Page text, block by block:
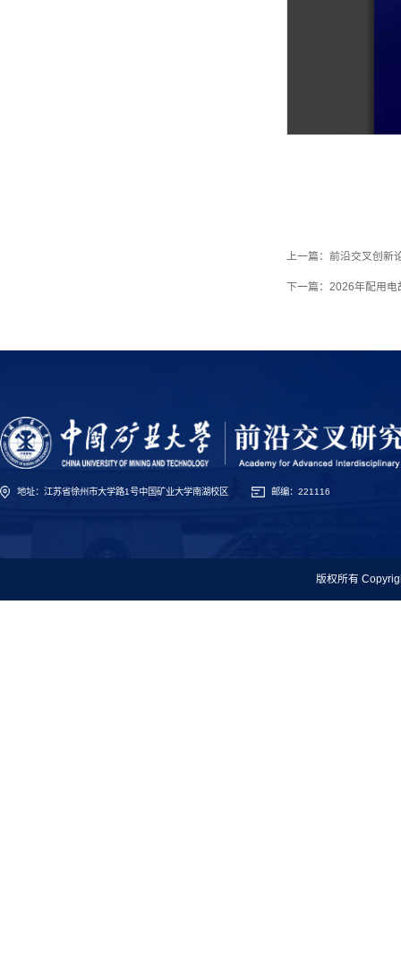
上一篇： 前沿交叉创新
下一篇： 2026年配用电
地址：江苏省徐州市大学路1号中国矿业大学南湖校区 邮编：221116
版权所有